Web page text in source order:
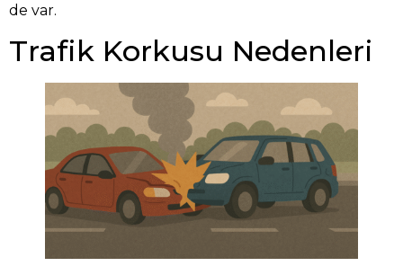
de var.
Trafik Korkusu Nedenleri